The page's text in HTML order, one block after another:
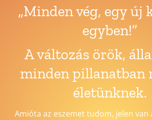
„Minden vég, egy új
egyben!”
A változás örök,
minden pillanatban
életünknek.
Amióta az eszemet tudom, jelen van